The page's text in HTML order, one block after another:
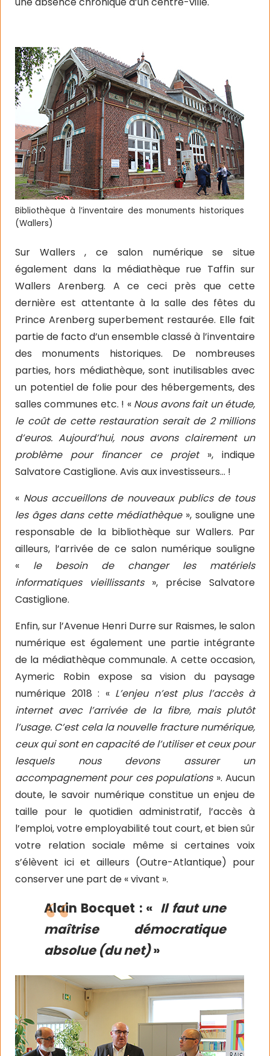
Bibliothèque à l’inventaire des monuments historiques
(Wallers)
Sur Wallers , ce salon numérique se situe
également dans la médiathèque rue Taffin sur
Wallers Arenberg. A ce ceci près que cette
dernière est attentante à la salle des fêtes du
Prince Arenberg superbement restaurée. Elle fait
partie de facto d’un ensemble classé à l’inventaire
des monuments historiques. De nombreuses
parties, hors médiathèque, sont inutilisables avec
un potentiel de folie pour des hébergements, des
salles communes etc. ! « Nous avons fait un étude,
le coût de cette restauration serait de 2 millions
d’euros. Aujourd’hui, nous avons clairement un
problème pour financer ce projet», indique
Salvatore Castiglione. Avis aux investisseurs… !
« Nous accueillons de nouveaux publics de tous
les âges dans cette médiathèque », souligne une
responsable de la bibliothèque sur Wallers. Par
ailleurs, l’arrivée de ce salon numérique souligne
« le besoin de changer les matériels
informatiques vieillissants », précise Salvatore
Castiglione.
Enfin, sur l’Avenue Henri Durre sur Raismes, le salon
numérique est également une partie intégrante
de la médiathèque communale. A cette occasion,
Aymeric Robin expose sa vision du paysage
numérique 2018 : «L’enjeu n’est plus l’accès à
internet avec l’arrivée de la fibre, mais plutôt
l’usage. C’est cela la nouvelle fracture numérique,
ceux qui sont en capacité de l’utiliser et ceux pour
lesquels nous devons assurer un
accompagnement pour ces populations». Aucun
doute, le savoir numérique constitue un enjeu de
taille pour le quotidien administratif, l’accès à
l’emploi, votre employabilité tout court, et bien sûr
votre relation sociale même si certaines voix
s’élèvent ici et ailleurs (Outre-Atlantique) pour
conserver une part de « vivant ».
Alain Bocquet : « Il faut une
maîtrise démocratique
absolue (du net)»